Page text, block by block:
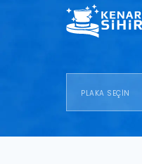
PLAKA SEÇİN